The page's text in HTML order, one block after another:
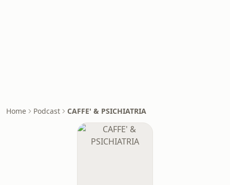
Home Podcast CAFFE' & PSICHIATRIA